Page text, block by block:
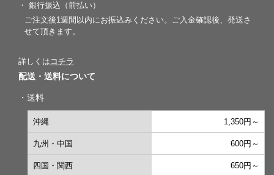
・ 銀行振込（前払い）
ご注文後1週間以内にお振込みください。ご入金確認後、発送さ
せて頂きます。
詳しくは コチラ
配送・送料について
・送料
沖縄 1,350円～
九州・中国 600円～
四国・関西 650円～